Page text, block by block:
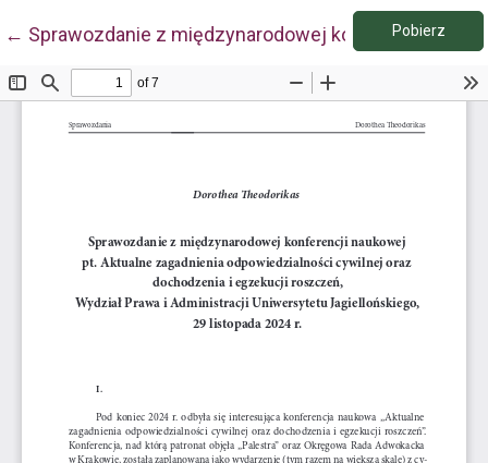
← Wróć do szczegółów artykułu
Sprawozdanie z międzynarodowej konferencji
Pobierz